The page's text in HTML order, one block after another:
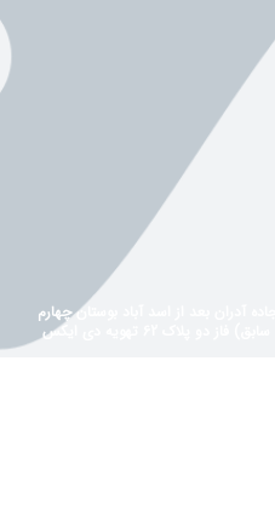
آدران بعد از اسد آباد بوستان چهارم